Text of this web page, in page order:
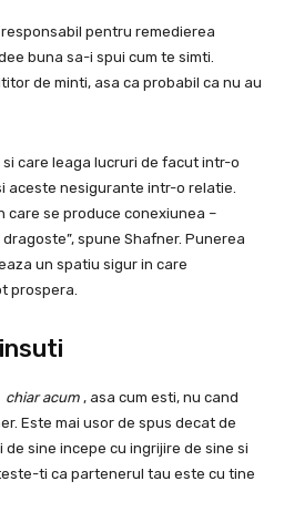
pentru remedierea
buna sa-i spui cum te simti.
de minti, asa ca probabil ca nu au
care leaga lucruri de facut intr-o
aceste nesigurante intr-o relatie.
care se produce conexiunea –
spune Shafner. Punerea
un spatiu sigur in care
prospera.
chiar acum , asa cum esti, nu cand
Este mai usor de spus decat de
sine incepe cu ingrijire de sine si
ti ca partenerul tau este cu tine